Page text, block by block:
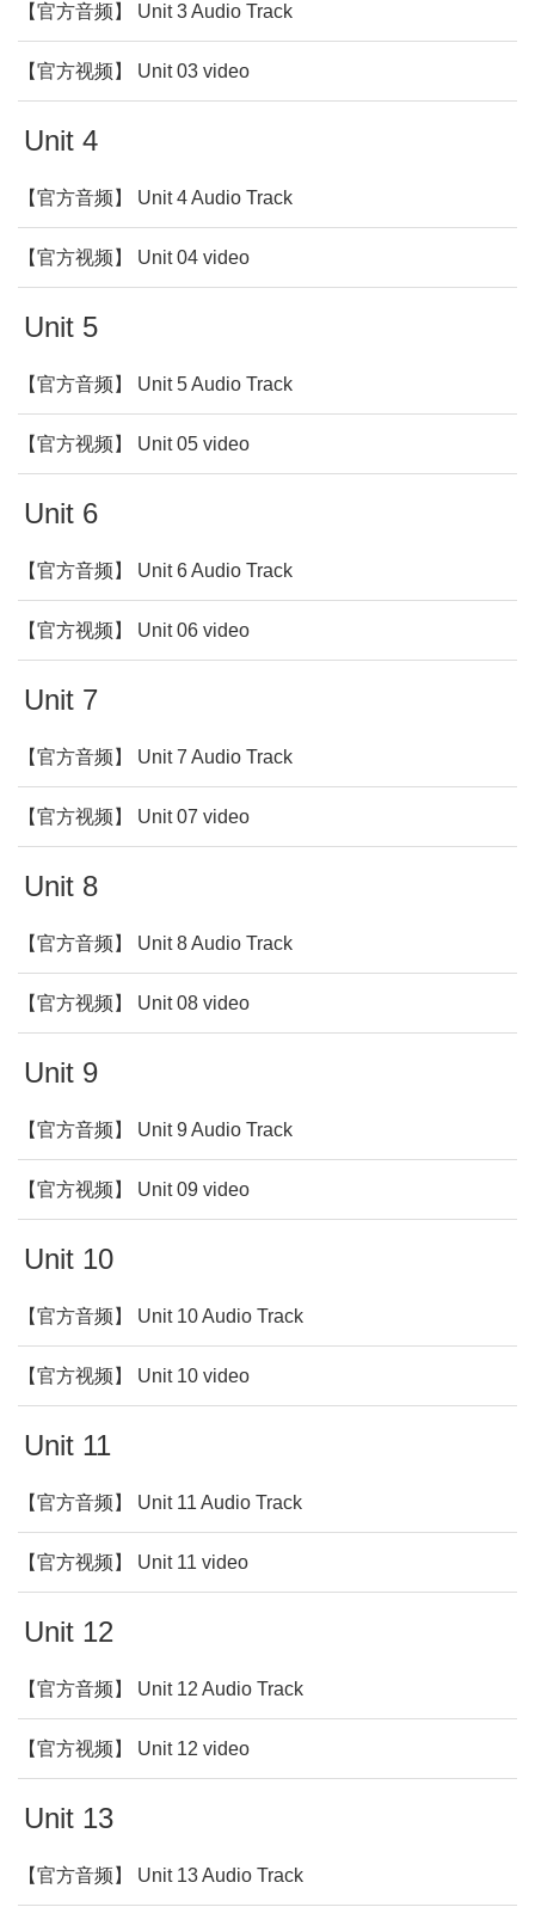
【官方音频】 Unit 3 Audio Track
【官方视频】 Unit 03 video
Unit 4
【官方音频】 Unit 4 Audio Track
【官方视频】 Unit 04 video
Unit 5
【官方音频】 Unit 5 Audio Track
【官方视频】 Unit 05 video
Unit 6
【官方音频】 Unit 6 Audio Track
【官方视频】 Unit 06 video
Unit 7
【官方音频】 Unit 7 Audio Track
【官方视频】 Unit 07 video
Unit 8
【官方音频】 Unit 8 Audio Track
【官方视频】 Unit 08 video
Unit 9
【官方音频】 Unit 9 Audio Track
【官方视频】 Unit 09 video
Unit 10
【官方音频】 Unit 10 Audio Track
【官方视频】 Unit 10 video
Unit 11
【官方音频】 Unit 11 Audio Track
【官方视频】 Unit 11 video
Unit 12
【官方音频】 Unit 12 Audio Track
【官方视频】 Unit 12 video
Unit 13
【官方音频】 Unit 13 Audio Track